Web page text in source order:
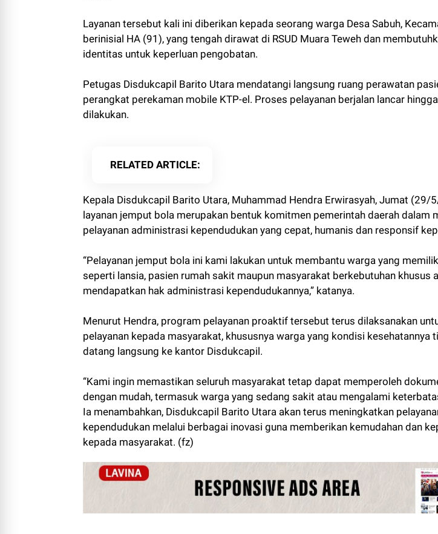
Layanan tersebut kali ini diberikan kepada seorang warga Desa Sabuh,
berinisial HA (91), yang tengah dirawat di RSUD Muara Teweh dan
identitas untuk keperluan pengobatan.
Petugas Disdukcapil Barito Utara mendatangi langsung ruang perawatan
perangkat perekaman mobile KTP-el. Proses pelayanan berjalan lancar
dilakukan.
RELATED ARTICLE
Kepala Disdukcapil Barito Utara, Muhammad Hendra Erwirasyah, Jumat (29/
layanan jemput bola merupakan bentuk komitmen pemerintah daerah dalam
pelayanan administrasi kependudukan yang cepat, humanis dan responsif
“Pelayanan jemput bola ini kami lakukan untuk membantu warga yang
seperti lansia, pasien rumah sakit maupun masyarakat berkebutuhan khusus
mendapatkan hak administrasi kependudukannya,” katanya.
Menurut Hendra, program pelayanan proaktif tersebut terus dilaksanakan
pelayanan kepada masyarakat, khususnya warga yang kondisi kesehatannya
datang langsung ke kantor Disdukcapil.
“Kami ingin memastikan seluruh masyarakat tetap dapat memperoleh
dengan mudah, termasuk warga yang sedang sakit atau mengalami
Ia menambahkan, Disdukcapil Barito Utara akan terus meningkatkan
kependudukan melalui berbagai inovasi guna memberikan kemudahan dan
kepada masyarakat. (fz)